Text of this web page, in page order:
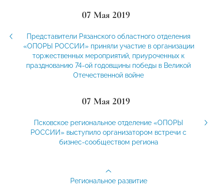
07 Мая 2019
Представители Рязанского областного отделения
«ОПОРЫ РОССИИ» приняли участие в организации
торжественных мероприятий, приуроченных к
празднованию 74-ой годовщины победы в Великой
Отечественной войне
07 Мая 2019
Псковское региональное отделение «ОПОРЫ
РОССИИ» выступило организатором встречи с
бизнес-сообществом региона
Региональное развитие